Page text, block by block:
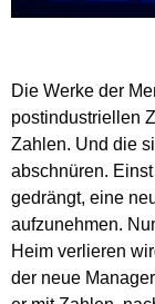
Die Werke der
postindustriellen
Zahlen. Und die
abschnüren.
gedrängt, eine
aufzunehmen.
Heim verlieren
der neue